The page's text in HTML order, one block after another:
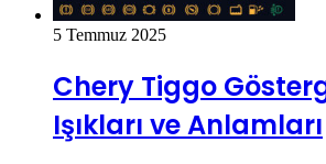
5 Temmuz 2025
Chery Tiggo
Işıkları ve Anlamları